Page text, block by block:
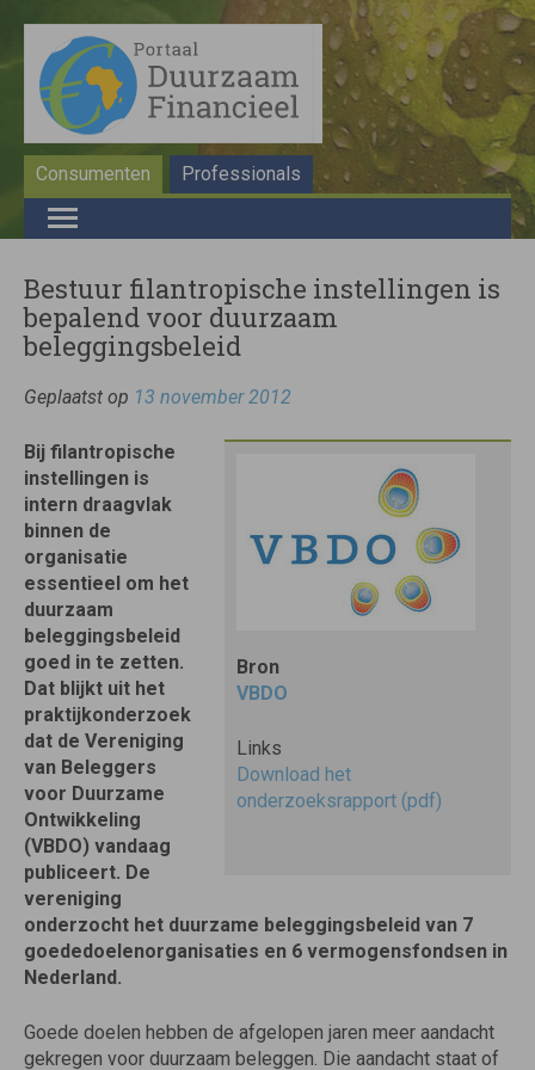
Consumenten Professionals
Bestuur filantropische instellingen is
bepalend voor duurzaam
beleggingsbeleid
Geplaatst op 13 november 2012
Bron
VBDO
Links
Download het
onderzoeksrapport (pdf)
Bij filantropische
instellingen is
intern draagvlak
binnen de
organisatie
essentieel om het
duurzaam
beleggingsbeleid
goed in te zetten.
Dat blijkt uit het
praktijkonderzoek
dat de Vereniging
van Beleggers
voor Duurzame
Ontwikkeling
(VBDO) vandaag
publiceert. De
vereniging
onderzocht het duurzame beleggingsbeleid van 7
goededoelenorganisaties en 6 vermogensfondsen in
Nederland.
Goede doelen hebben de afgelopen jaren meer aandacht
gekregen voor duurzaam beleggen. Die aandacht staat of